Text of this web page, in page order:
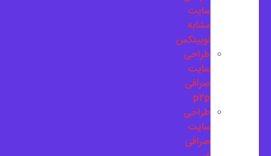
سایت
مشابه
نوبیتکس
طراحی
سایت
صرافی
p2p
طراحی
سایت
صرافی